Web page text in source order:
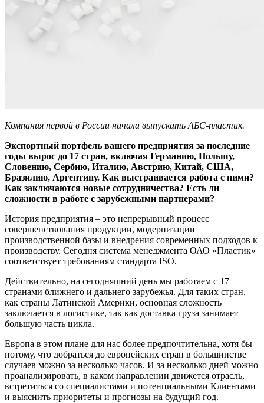
Компания первой в России начала выпускать АБС-пластик.
Экспортный портфель вашего предприятия за последние
годы вырос до 17 стран, включая Германию, Польшу,
Словению, Сербию, Италию, Австрию, Китай, США,
Бразилию, Аргентину. Как выстраивается работа с ними?
Как заключаются новые сотрудничества? Есть ли
сложности в работе с зарубежными партнерами?
История предприятия – это непрерывный процесс
совершенствования продукции, модернизации
производственной базы и внедрения современных подходов к
производству. Сегодня система менеджмента ОАО «Пластик»
соответствует требованиям стандарта ISO.
Действительно, на сегодняшний день мы работаем с 17
странами ближнего и дальнего зарубежья. Для таких стран,
как страны Латинской Америки, основная сложность
заключается в логистике, так как доставка груза занимает
большую часть цикла.
Европа в этом плане для нас более предпочтительна, хотя бы
потому, что добраться до европейских стран в большинстве
случаев можно за несколько часов. И за несколько дней можно
проанализировать, в каком направлении движется отрасль,
встретиться со специалистами и потенциальными Клиентами
и выяснить приоритеты и прогнозы на будущий год.